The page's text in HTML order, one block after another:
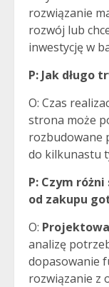
rozwiązanie
rozwój lub
inwestycję w
P: Jak długo
O: Czas
strona może
rozbudowane
do kilkunastu
P: Czym różni
od zakupu
O:
analizę
dopasowanie
rozwiązanie z